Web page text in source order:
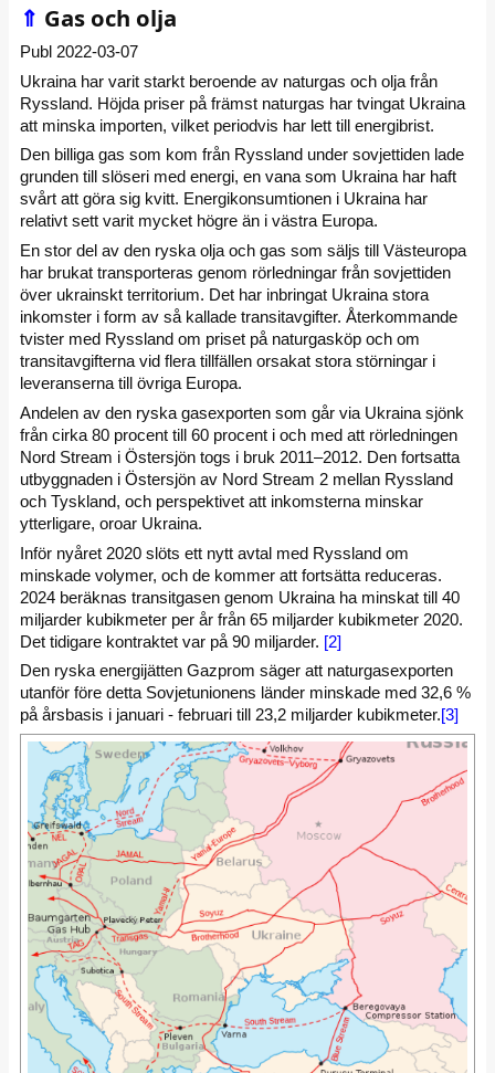
⇑ Gas och olja
Publ 2022-03-07
Ukraina har varit starkt beroende av naturgas och olja från
Ryssland. Höjda priser på främst naturgas har tvingat Ukraina
att minska importen, vilket periodvis har lett till energibrist.
Den billiga gas som kom från Ryssland under sovjettiden lade
grunden till slöseri med energi, en vana som Ukraina har haft
svårt att göra sig kvitt. Energikonsumtionen i Ukraina har
relativt sett varit mycket högre än i västra Europa.
En stor del av den ryska olja och gas som säljs till Västeuropa
har brukat transporteras genom rörledningar från sovjettiden
över ukrainskt territorium. Det har inbringat Ukraina stora
inkomster i form av så kallade transitavgifter. Återkommande
tvister med Ryssland om priset på naturgasköp och om
transitavgifterna vid flera tillfällen orsakat stora störningar i
leveranserna till övriga Europa.
Andelen av den ryska gasexporten som går via Ukraina sjönk
från cirka 80 procent till 60 procent i och med att rörledningen
Nord Stream i Östersjön togs i bruk 2011–2012. Den fortsatta
utbyggnaden i Östersjön av Nord Stream 2 mellan Ryssland
och Tyskland, och perspektivet att inkomsterna minskar
ytterligare, oroar Ukraina.
Inför nyåret 2020 slöts ett nytt avtal med Ryssland om
minskade volymer, och de kommer att fortsätta reduceras.
2024 beräknas transitgasen genom Ukraina ha minskat till 40
miljarder kubikmeter per år från 65 miljarder kubikmeter 2020.
Det tidigare kontraktet var på 90 miljarder. [2]
Den ryska energijätten Gazprom säger att naturgasexporten
utanför före detta Sovjetunionens länder minskade med 32,6 %
på årsbasis i januari - februari till 23,2 miljarder kubikmeter.[3]